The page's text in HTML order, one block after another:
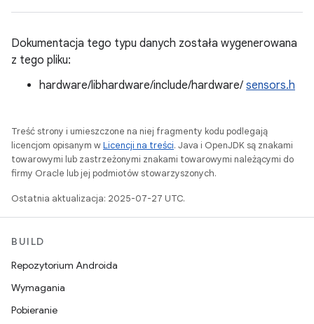
Dokumentacja tego typu danych została wygenerowana
z tego pliku:
hardware/libhardware/include/hardware/ sensors.h
Treść strony i umieszczone na niej fragmenty kodu podlegają
licencjom opisanym wLicencji na treści. Java i OpenJDK są znakami
towarowymi lub zastrzeżonymi znakami towarowymi należącymi do
firmy Oracle lub jej podmiotów stowarzyszonych.
Ostatnia aktualizacja: 2025-07-27 UTC.
BUILD
Repozytorium Androida
Wymagania
Pobieranie